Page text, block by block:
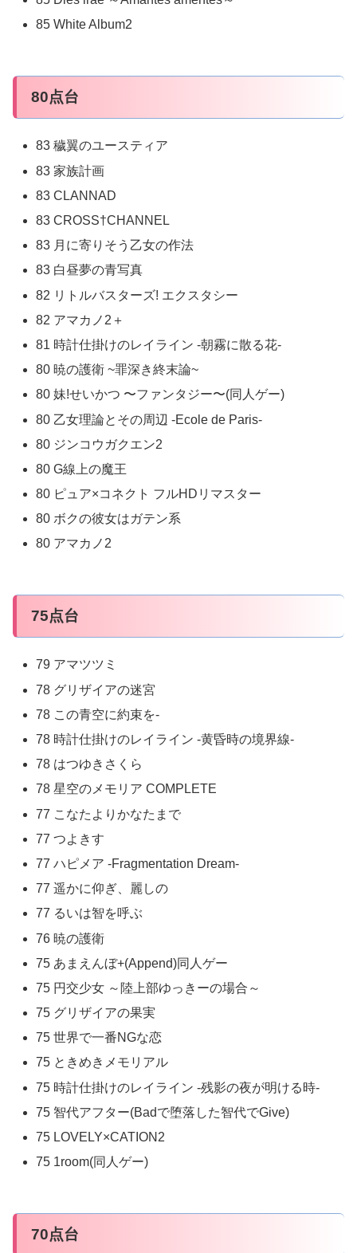
85 White Album2
80点台
83 穢翼のユースティア
83 家族計画
83 CLANNAD
83 CROSS†CHANNEL
83 月に寄りそう乙女の作法
83 白昼夢の青写真
82 リトルバスターズ! エクスタシー
82 アマカノ2＋
81 時計仕掛けのレイライン -朝霧に散る花-
80 暁の護衛 ~罪深き終末論~
80 妹!せいかつ 〜ファンタジー〜(同人ゲー)
80 乙女理論とその周辺 -Ecole de Paris-
80 ジンコウガクエン2
80 G線上の魔王
80 ピュア×コネクト フルHDリマスター
80 ボクの彼女はガテン系
80 アマカノ2
75点台
79 アマツツミ
78 グリザイアの迷宮
78 この青空に約束を-
78 時計仕掛けのレイライン -黄昏時の境界線-
78 はつゆきさくら
78 星空のメモリア COMPLETE
77 こなたよりかなたまで
77 つよきす
77 ハピメア -Fragmentation Dream-
77 遥かに仰ぎ、麗しの
77 るいは智を呼ぶ
76 暁の護衛
75 あまえんぼ+(Append)同人ゲー
75 円交少女 ～陸上部ゆっきーの場合～
75 グリザイアの果実
75 世界で一番NGな恋
75 ときめきメモリアル
75 時計仕掛けのレイライン -残影の夜が明ける時-
75 智代アフター(Badで堕落した智代でGive)
75 LOVELY×CATION2
75 1room(同人ゲー)
70点台